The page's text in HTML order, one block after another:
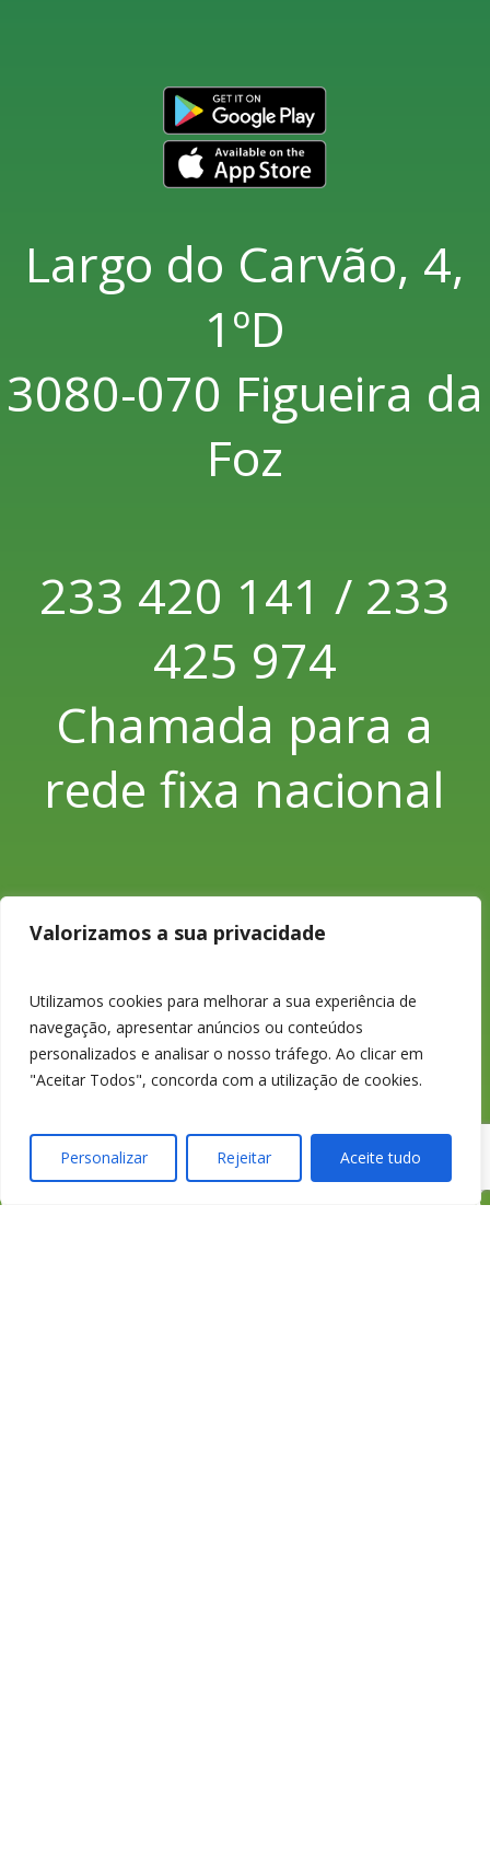
Valorizamos a sua privacidade
Utilizamos cookies para melhorar a sua experiência de
navegação, apresentar anúncios ou conteúdos
personalizados e analisar o nosso tráfego. Ao clicar em
"Aceitar Todos", concorda com a utilização de cookies.
Personalizar Rejeitar Aceite tudo
Largo do Carvão, 4,
1ºD
3080-070 Figueira da
Foz
233 420 141 / 233
425 974
Chamada para a
rede fixa nacional
233 426 925
Chamada para a
rede fixa nacional